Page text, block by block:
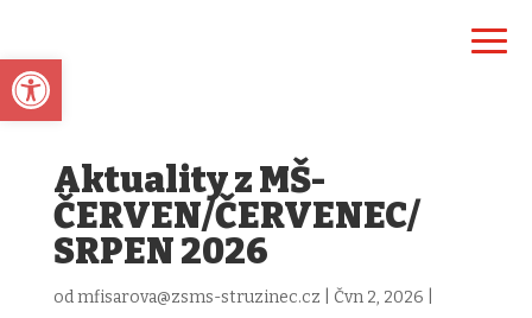
Open toolbar
Aktuality z MŠ-
ČERVEN/ČERVENEC/
SRPEN 2026
odmfisarova@zsms-struzinec.cz Čvn 2, 2026